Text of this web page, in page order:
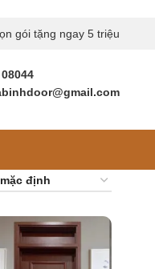
gói tặng ngay 5 triệu